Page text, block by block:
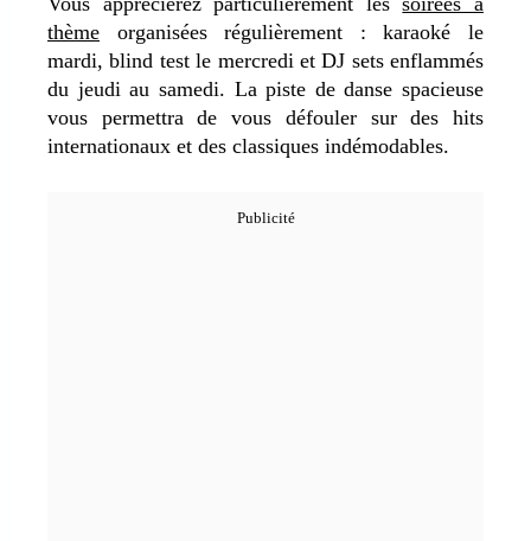
thème organisées régulièrement : karaoké le
mardi, blind test le mercredi et DJ sets enflammés
du jeudi au samedi. La piste de danse spacieuse
vous permettra de vous défouler sur des hits
internationaux et des classiques indémodables.